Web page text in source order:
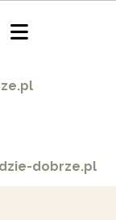
dobrze.pl